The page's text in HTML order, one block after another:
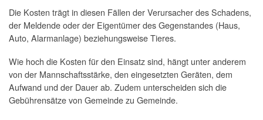
Die Kosten trägt in diesen Fällen der Verursacher des Schadens,
der Meldende oder der Eigentümer des Gegenstandes (Haus,
Auto, Alarmanlage) beziehungsweise Tieres.
Wie hoch die Kosten für den Einsatz sind, hängt unter anderem
von der Mannschaftsstärke, den eingesetzten Geräten, dem
Aufwand und der Dauer ab. Zudem unterscheiden sich die
Gebührensätze von Gemeinde zu Gemeinde.